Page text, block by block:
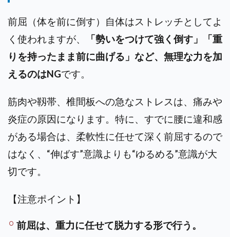
前屈（体を前に倒す）自体はストレッチとしてよ
く使われますが、
「勢いをつけて強く倒す」「重
りを持ったまま前に曲げる」など、無理な力を加
えるのはNGです。
筋肉や靱帯、椎間板への急なストレスは、痛みや
炎症の原因になります。特に、すでに腰に違和感
がある場合は、柔軟性に任せて深く前屈するので
はなく、“伸ばす”意識よりも“ゆるめる”意識が大
切です。
【注意ポイント】
前屈は、重力に任せて脱力する形で行う。